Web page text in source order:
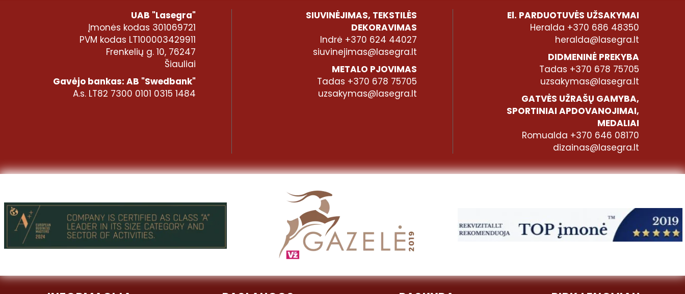
UAB "Lasegra"
Įmonės kodas 301069721
PVM kodas LT100003429911
Frenkelių g. 10, 76247
Šiauliai
Gavėjo bankas: AB "Swedbank"
A.s. LT82 7300 0101 0315 1484
SIUVINĖJIMAS, TEKSTILĖS
DEKORAVIMAS
Indrė +370 624 44027
siuvinejimas@lasegra.lt
METALO PJOVIMAS
Tadas +370 678 75705
uzsakymas@lasegra.lt
El. PARDUOTUVĖS UŽSAKYMAI
Heralda +370 686 48350
heralda@lasegra.lt
DIDMENINĖ PREKYBA
Tadas +370 678 75705
uzsakymas@lasegra.lt
GATVĖS UŽRAŠŲ GAMYBA,
SPORTINIAI APDOVANOJIMAI,
MEDALIAI
Romualda +370 646 08170
dizainas@lasegra.lt